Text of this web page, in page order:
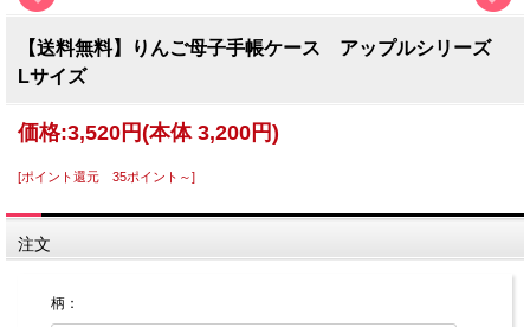
【送料無料】りんご母子手帳ケース アップルシリーズ
Lサイズ
価格:3,520円(本体 3,200円)
[ポイント還元 35ポイント～]
注文
柄：